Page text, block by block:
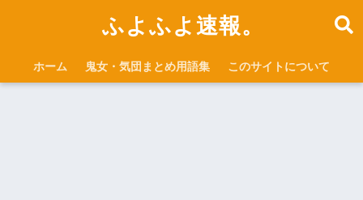
ふよふよ速報。
ホーム 鬼女・気団まとめ用語集 このサイトについて